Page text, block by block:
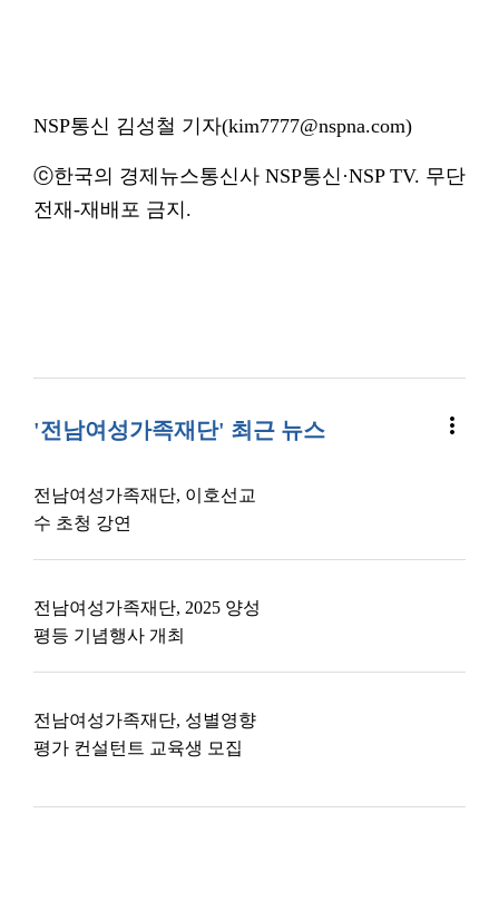
NSP통신 김성철 기자(kim7777@nspna.com)
ⓒ한국의 경제뉴스통신사 NSP통신·NSP TV. 무단
전재-재배포 금지.
'전남여성가족재단' 최근 뉴스 more_vert
전남여성가족재단, 이호선교
수 초청 강연
전남여성가족재단, 2025 양성
평등 기념행사 개최
전남여성가족재단, 성별영향
평가 컨설턴트 교육생 모집